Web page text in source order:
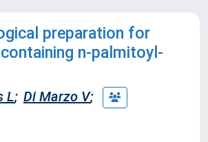
preparation for
n-palmitoyl-
L; Di Marzo V;